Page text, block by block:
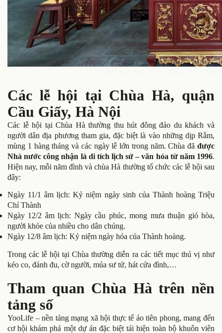
Các lễ hội tại Chùa Hà, quận
Cầu Giấy, Hà Nội
Các lễ hội tại Chùa Hà thường thu hút đông đảo du khách và
người dân địa phương tham gia, đặc biệt là vào những dịp Rằm,
mùng 1 hàng tháng và các ngày lễ lớn trong năm. Chùa đã được
Nhà nước công nhận là di tích lịch sử – văn hóa từ năm 1996.
Hiện nay, mỗi năm đình và chùa Hà thường tổ chức các lễ hội sau
đây:
Ngày 11/1 âm lịch: Kỷ niệm ngày sinh của Thành hoàng Triệu
Chí Thành
Ngày 12/2 âm lịch: Ngày cầu phúc, mong mưa thuận gió hòa,
người khỏe của nhiều cho dân chúng.
Ngày 12/8 âm lịch: Kỷ niệm ngày hóa của Thành hoàng.
Trong các lễ hội tại Chùa thường diễn ra các tiết mục thú vị như
kéo co, đánh đu, cờ người, múa sư tử, hát cửa đình,…
Tham quan Chùa Hà trên nền
tảng số
YooLife – nền tảng mạng xã hội thực tế ảo tiên phong, mang đến
cơ hội khám phá một dự án đặc biệt tái hiện toàn bộ khuôn viên